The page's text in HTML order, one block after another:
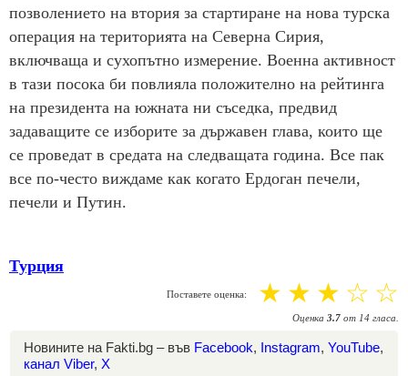
позволението на втория за стартиране на нова турска
операция на територията на Северна Сирия,
включваща и сухопътно измерение. Военна активност
в тази посока би повлияла положително на рейтинга
на президента на южната ни съседка, предвид
задаващите се изборите за държавен глава, които ще
се проведат в средата на следващата година. Все пак
все по-често виждаме как когато Ердоган печели,
печели и Путин.
Турция
Поставете оценка: ☆
☆
☆
☆
☆
Оценка 3.7 от 14 гласа.
Новините на Fakti.bg – във Facebook, Instagram, YouTube,
канал Viber, X